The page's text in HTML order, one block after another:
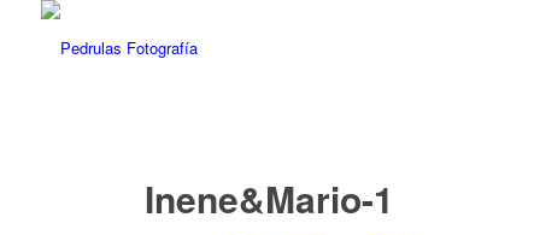
Inene&Mario-1